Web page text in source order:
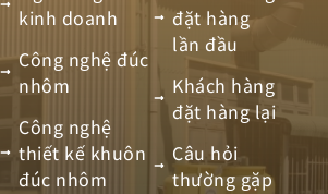
kinh doanh
Công nghệ đúc
nhôm
Công nghệ
thiết kế khuôn
đúc nhôm
đặt hàng
lần đầu
Khách hàng
đặt hàng lại
Câu hỏi
thường gặp